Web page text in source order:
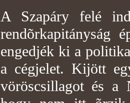
A Szapáry felé
rendõrkapitányság
engedjék ki a
a cégjelet. Kijött
vöröscsillagot és a